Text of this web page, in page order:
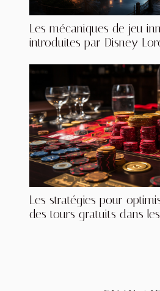
Les mécaniques de jeu
introduites par Disney
Les stratégies pour
des tours gratuits dans